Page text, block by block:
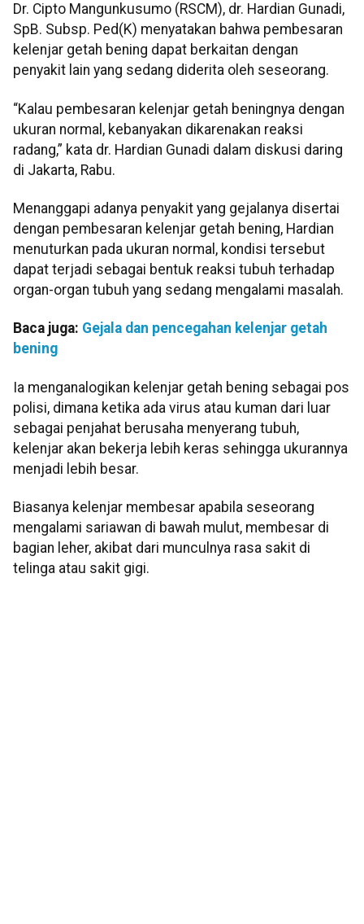
Dr. Cipto Mangunkusumo (RSCM), dr. Hardian Gunadi,
SpB. Subsp. Ped(K) menyatakan bahwa pembesaran
kelenjar getah bening dapat berkaitan dengan
penyakit lain yang sedang diderita oleh seseorang.
“Kalau pembesaran kelenjar getah beningnya dengan
ukuran normal, kebanyakan dikarenakan reaksi
radang,” kata dr. Hardian Gunadi dalam diskusi daring
di Jakarta, Rabu.
Menanggapi adanya penyakit yang gejalanya disertai
dengan pembesaran kelenjar getah bening, Hardian
menuturkan pada ukuran normal, kondisi tersebut
dapat terjadi sebagai bentuk reaksi tubuh terhadap
organ-organ tubuh yang sedang mengalami masalah.
Baca juga: Gejala dan pencegahan kelenjar getah
bening
Ia menganalogikan kelenjar getah bening sebagai pos
polisi, dimana ketika ada virus atau kuman dari luar
sebagai penjahat berusaha menyerang tubuh,
kelenjar akan bekerja lebih keras sehingga ukurannya
menjadi lebih besar.
Biasanya kelenjar membesar apabila seseorang
mengalami sariawan di bawah mulut, membesar di
bagian leher, akibat dari munculnya rasa sakit di
telinga atau sakit gigi.